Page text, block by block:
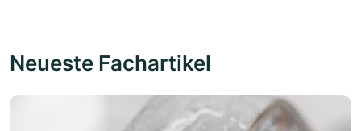
Neueste Fachartikel